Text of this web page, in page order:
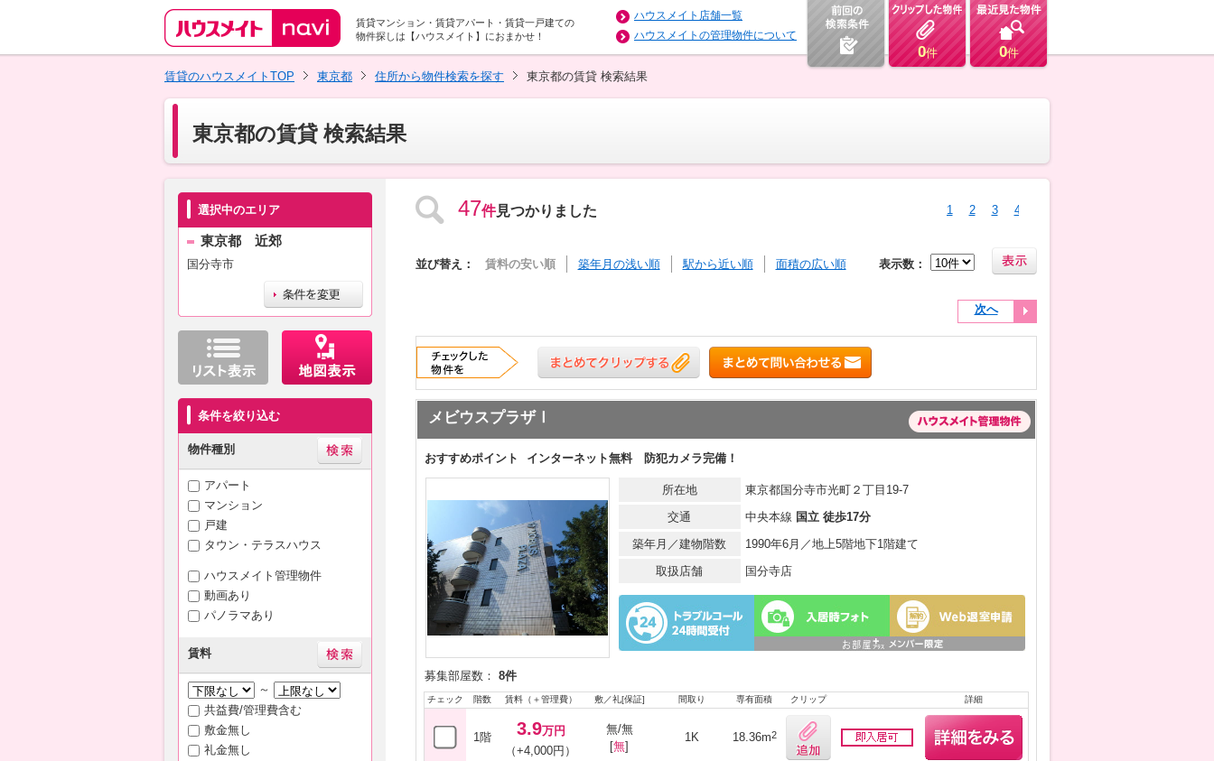
賃貸マンション・賃貸アパート・賃貸一戸建ての
物件探しは【ハウスメイト】におまかせ！
ハウスメイト店舗一覧
ハウスメイトの管理物件について
0件 0件
賃貸のハウスメイトTOP
東京都 住所から物件検索を探す 東京都の賃貸 検索結果
東京都の賃貸 検索結果
選択中のエリア
東京都 近郊
国分寺市
条件を絞り込む
物件種別
アパート
マンション
戸建
タウン・テラスハウス
ハウスメイト管理物件
動画あり
パノラマあり
賃料
～
共益費/管理費含む
敷金無し
礼金無し
47件見つかりました 1 2 3 4
並び替え： 賃料の安い順 築年月の浅い順 駅から近い順 面積の広い順 表示数：
次へ
メビウスプラザⅠ
おすすめポイント インターネット無料 防犯カメラ完備！
所在地
東京都国分寺市光町２丁目19-7
交通
中央本線 国立 徒歩17分
築年月／建物階数
1990年6月／地上5階地下1階建て
取扱店舗
国分寺店
募集部屋数： 8件
チェック 階数 賃料（＋管理費） 敷／礼[保証] 間取り 専有面積 クリップ 詳細
1階 3.9万円
（+4,000円）
無/無
[無]
1K 18.36m2